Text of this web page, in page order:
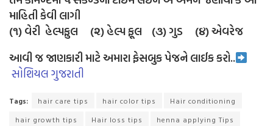
માહિતી કેવી લાગી
(૧) વેરી હેલ્પફુલ (૨) હેલ્પ ફૂલ (૩) ગુડ (૪) એવરેજ
આવી જ જાણકારી માટે અમારા ફેસબુક પેજને લાઈક કરો..
સોશિયલ ગુજરાતી
Tags: hair care tips hair color tips
Hair conditioning
hair growth tips
Hair loss tips
henna applying Tips